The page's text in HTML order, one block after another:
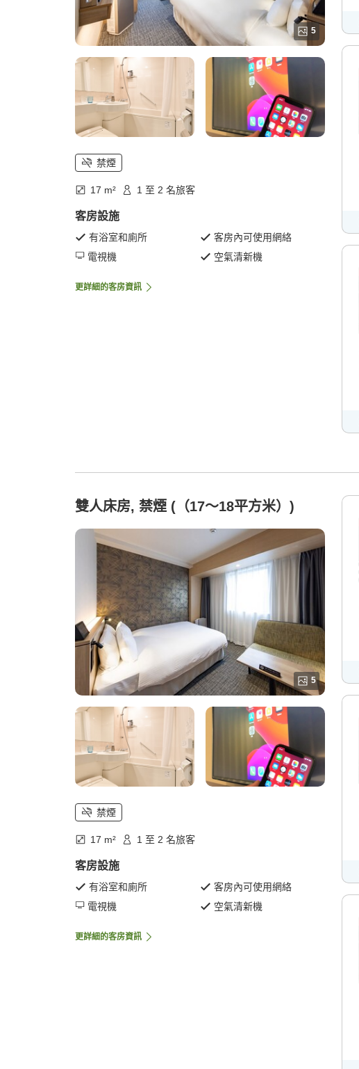
5
禁煙
17 m² 1 至 2 名旅客
客房設施
有浴室和廁所
客房內可使用網絡
電視機
空氣清新機
更詳細的客房資訊
雙人床房, 禁煙 (（17～18平方米）)
5
禁煙
17 m² 1 至 2 名旅客
客房設施
有浴室和廁所
客房內可使用網絡
電視機
空氣清新機
更詳細的客房資訊